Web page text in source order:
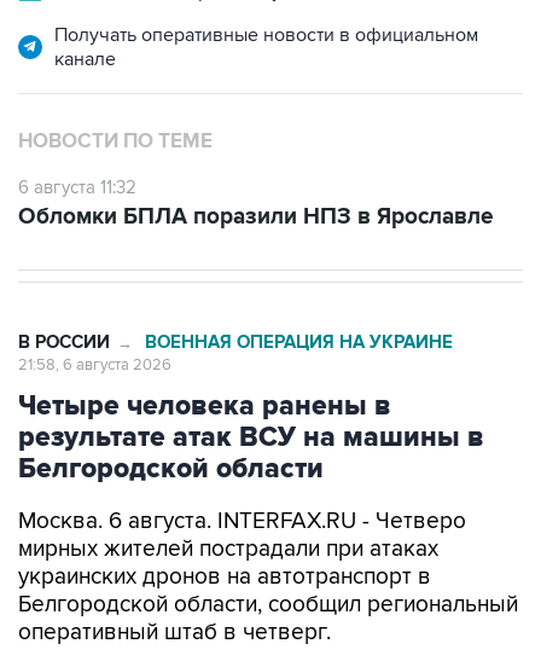
Получать оперативные новости в официальном
канале
НОВОСТИ ПО ТЕМЕ
6 августа 11:32
Обломки БПЛА поразили НПЗ в Ярославле
В РОССИИ → ВОЕННАЯ ОПЕРАЦИЯ НА УКРАИНЕ
21:58, 6 августа 2026
Четыре человека ранены в
результате атак ВСУ на машины в
Белгородской области
Москва. 6 августа. INTERFAX.RU - Четверо
мирных жителей пострадали при атаках
украинских дронов на автотранспорт в
Белгородской области, сообщил региональный
оперативный штаб в четверг.